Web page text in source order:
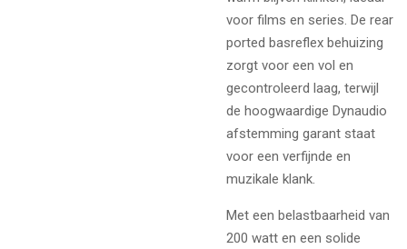
voor films en series. De rear
ported basreflex behuizing
zorgt voor een vol en
gecontroleerd laag, terwijl
de hoogwaardige Dynaudio
afstemming garant staat
voor een verfijnde en
muzikale klank.
Met een belastbaarheid van
200 watt en een solide